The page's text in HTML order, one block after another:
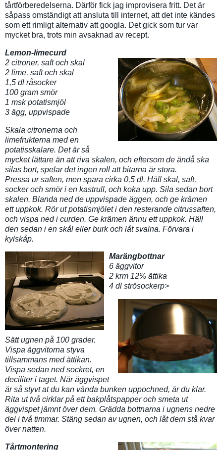
tårtförberedelserna. Därför fick jag improvisera fritt. Det är
såpass omständigt att ansluta till internet, att det inte kändes
som ett rimligt alternativ att googla. Det gick som tur var
mycket bra, trots min avsaknad av recept.
Lemon-limecurd
2 citroner, saft och skal
2 lime, saft och skal
1,5 dl råsocker
100 gram smör
1 msk potatismjöl
3 ägg, uppvispade
Skala citronerna och
limefrukterna med en
potatisskalare. Det är så
mycket lättare än att riva skalen, och eftersom de ändå ska
silas bort, spelar det ingen roll att bitarna är stora.
Pressa ur saften, men spara cirka 0,5 dl. Häll skal, saft,
socker och smör i en kastrull, och koka upp. Sila sedan bort
skalen. Blanda ned de uppvispade äggen, och ge krämen
ett uppkok. Rör ut potatismjölet i den resterande citrussaften,
och vispa ned i curden. Ge krämen ännu ett uppkok. Häll
den sedan i en skål eller burk och låt svalna. Förvara i
kylskåp.
Marängbottnar
6 äggvitor
2 krm 12% ättika
4 dl strösockerp>
Sätt ugnen på 100 grader.
Vispa äggvitorna styva
tillsammans med ättikan.
Vispa sedan ned sockret, en
deciliter i taget. När äggvispet
är så styvt at du kan vända bunken uppochned, är du klar.
Rita ut två cirklar på ett bakplåtspapper och smeta ut
äggvispet jämnt över dem. Grädda bottnarna i ugnens nedre
del i två timmar. Stäng sedan av ugnen, och låt dem stå kvar
över natten.
Tårtmontering